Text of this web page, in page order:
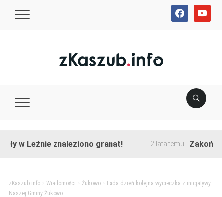
facebookyoutube
znaleziono granat! 2 lata temu Zakończono
zKaszub.info> Wiadomości Żukowo>
Lada dzień kolejna wycieczka z inicjatywy
Naszej Gminy Żukowo